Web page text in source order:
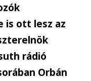
is ott lesz az
rádió
Orbán